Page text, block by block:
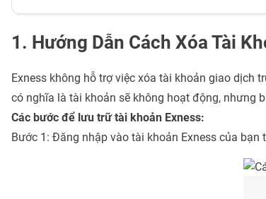
1. Hướng Dẫn Cách Xóa Tài
Exness không hỗ trợ việc xóa tài khoản giao
có nghĩa là tài khoản sẽ không hoạt động, nhưng
Các bước để lưu trữ tài khoản Exness:
Bước 1: Đăng nhập vào tài khoản Exness của bạn